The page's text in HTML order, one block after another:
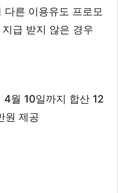
다른 이용유도 프로모
급 받지 않은 경우
월 10일까지 합산 12
원 제공